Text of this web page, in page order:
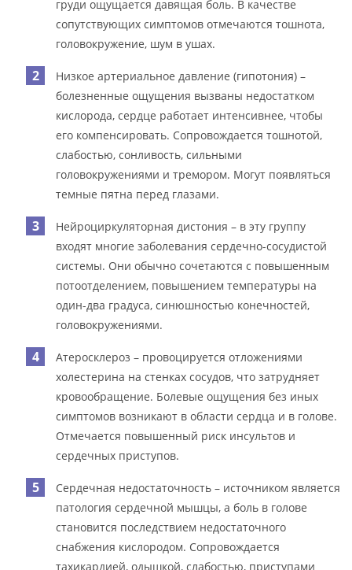
груди ощущается давящая боль. В качестве
сопутствующих симптомов отмечаются тошнота,
головокружение, шум в ушах.
Низкое артериальное давление (гипотония) –
болезненные ощущения вызваны недостатком
кислорода, сердце работает интенсивнее, чтобы
его компенсировать. Сопровождается тошнотой,
слабостью, сонливость, сильными
головокружениями и тремором. Могут появляться
темные пятна перед глазами.
Нейроциркуляторная дистония – в эту группу
входят многие заболевания сердечно-сосудистой
системы. Они обычно сочетаются с повышенным
потоотделением, повышением температуры на
один-два градуса, синюшностью конечностей,
головокружениями.
Атеросклероз – провоцируется отложениями
холестерина на стенках сосудов, что затрудняет
кровообращение. Болевые ощущения без иных
симптомов возникают в области сердца и в голове.
Отмечается повышенный риск инсультов и
сердечных приступов.
Сердечная недостаточность – источником является
патология сердечной мышцы, а боль в голове
становится последствием недостаточного
снабжения кислородом. Сопровождается
тахикардией, одышкой, слабостью, приступами